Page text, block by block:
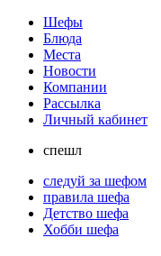
Шефы
Блюда
Места
Новости
Компании
Рассылка
Личный кабинет
спешл
следуй за шефом
правила шефа
Детство шефа
Хобби шефа